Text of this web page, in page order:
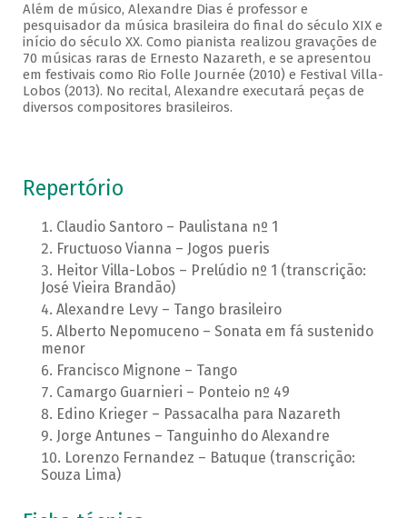
Além de músico, Alexandre Dias é professor e
pesquisador da música brasileira do final do século XIX e
início do século XX. Como pianista realizou gravações de
70 músicas raras de Ernesto Nazareth, e se apresentou
em festivais como Rio Folle Journée (2010) e Festival Villa-
Lobos (2013). No recital, Alexandre executará peças de
diversos compositores brasileiros.
Repertório
Claudio Santoro – Paulistana nº 1
Fructuoso Vianna – Jogos pueris
Heitor Villa-Lobos – Prelúdio nº 1 (transcrição:
José Vieira Brandão)
Alexandre Levy – Tango brasileiro
Alberto Nepomuceno – Sonata em fá sustenido
menor
Francisco Mignone – Tango
Camargo Guarnieri – Ponteio nº 49
Edino Krieger – Passacalha para Nazareth
Jorge Antunes – Tanguinho do Alexandre
Lorenzo Fernandez – Batuque (transcrição:
Souza Lima)